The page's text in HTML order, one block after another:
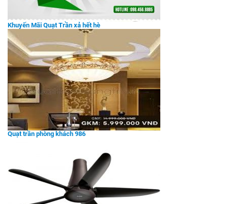
Khuyến Mãi Quạt Trần xả hết hè
Quạt trần phòng khách 986